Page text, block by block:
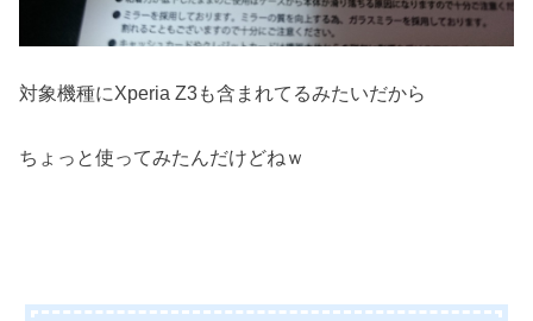
対象機種にXperia Z3も含まれてるみたいだから
ちょっと使ってみたんだけどねｗ